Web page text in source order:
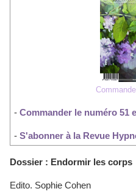
Commander le numéro 51
- S'abonner à la Revue
Dossier : Endormir les corps
Edito. Sophie Cohen